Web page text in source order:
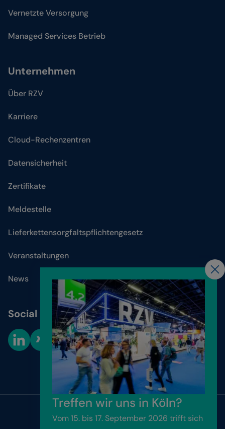
Vernetzte Versorgung
Managed Services Betrieb
Unternehmen
Über RZV
Karriere
Cloud-Rechenzentren
Datensicherheit
Zertifikate
Meldestelle
Lieferkettensorgfaltspflichtengesetz
Veranstaltungen
News
Social Media
Cookie-Einstellungen
Website by Friendventure
Treffen wir uns in Köln?
Vom 15. bis 17. September 2026 trifft sich